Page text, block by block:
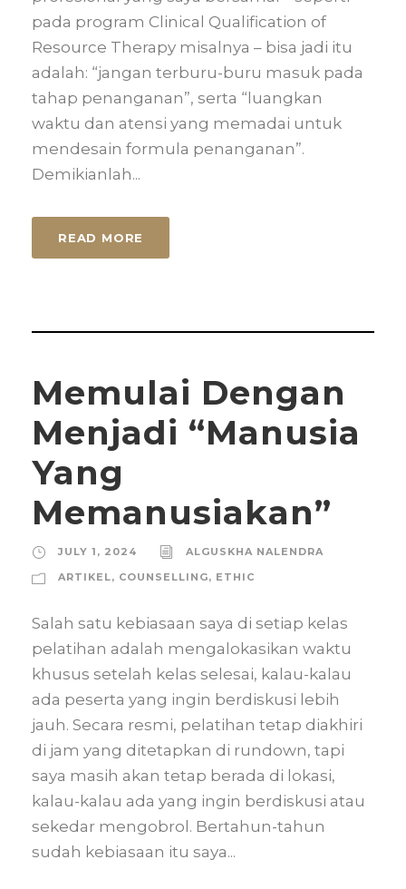
pada program Clinical Qualification of
Resource Therapy misalnya – bisa jadi itu
adalah: “jangan terburu-buru masuk pada
tahap penanganan”, serta “luangkan
waktu dan atensi yang memadai untuk
mendesain formula penanganan”.
Demikianlah...
READ MORE
Memulai Dengan
Menjadi “Manusia
Yang
Memanusiakan”
JULY 1, 2024
ALGUSKHA NALENDRA
ARTIKEL, COUNSELLING, ETHIC
Salah satu kebiasaan saya di setiap kelas
pelatihan adalah mengalokasikan waktu
khusus setelah kelas selesai, kalau-kalau
ada peserta yang ingin berdiskusi lebih
jauh. Secara resmi, pelatihan tetap diakhiri
di jam yang ditetapkan di rundown, tapi
saya masih akan tetap berada di lokasi,
kalau-kalau ada yang ingin berdiskusi atau
sekedar mengobrol. Bertahun-tahun
sudah kebiasaan itu saya...